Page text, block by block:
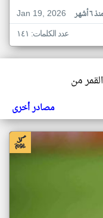
Jan 19, 2026
٦ أشهر
عدد الكلمات: ١٤١
من
مصادر أخرى